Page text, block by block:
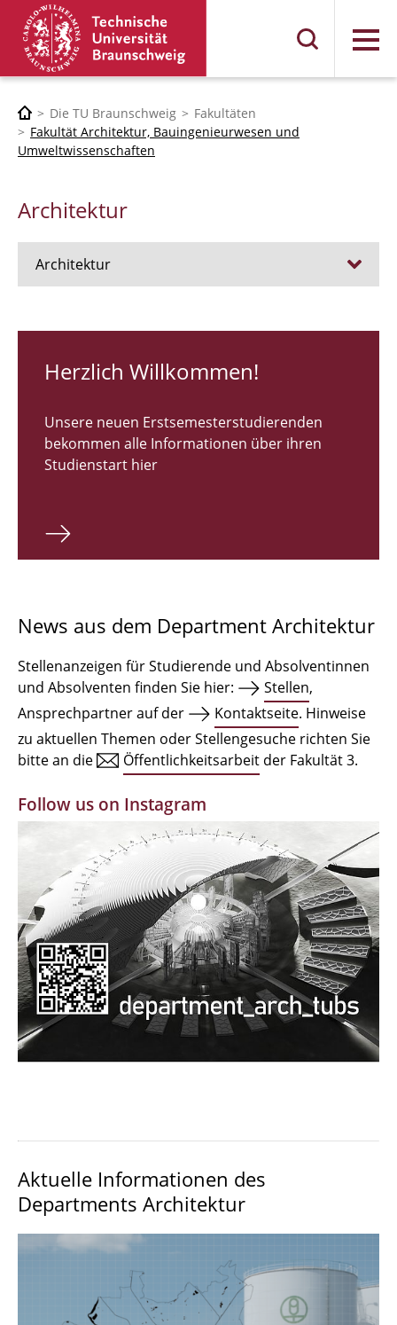
Menü
Die TU Braunschweig
Fakultäten
Fakultät Architektur, Bauingenieurwesen und
Umweltwissenschaften
Architektur
Architektur
RUNDGANG 26
Bachelor Architektur
Master Architektur
Qualifikationsprofil
Institute
Einrichtungen
Zeichensäle
MBW | Modellbauwerkstatt
Alumni | cloud club
Dokumente und Downloads
Herzlich Willkommen!
Unsere neuen Erstsemesterstudierenden
bekommen alle Informationen über ihren
Studienstart hier
News aus dem Department Architektur
Stellenanzeigen für Studierende und Absolventinnen
und Absolventen finden Sie hier:
Stellen,
Ansprechpartner auf der
Kontaktseite. Hinweise
zu aktuellen Themen oder Stellengesuche richten Sie
bitte an die
Öffentlichkeitsarbeit der Fakultät 3.
Follow us on Instagram
Aktuelle Informationen des
Departments Architektur